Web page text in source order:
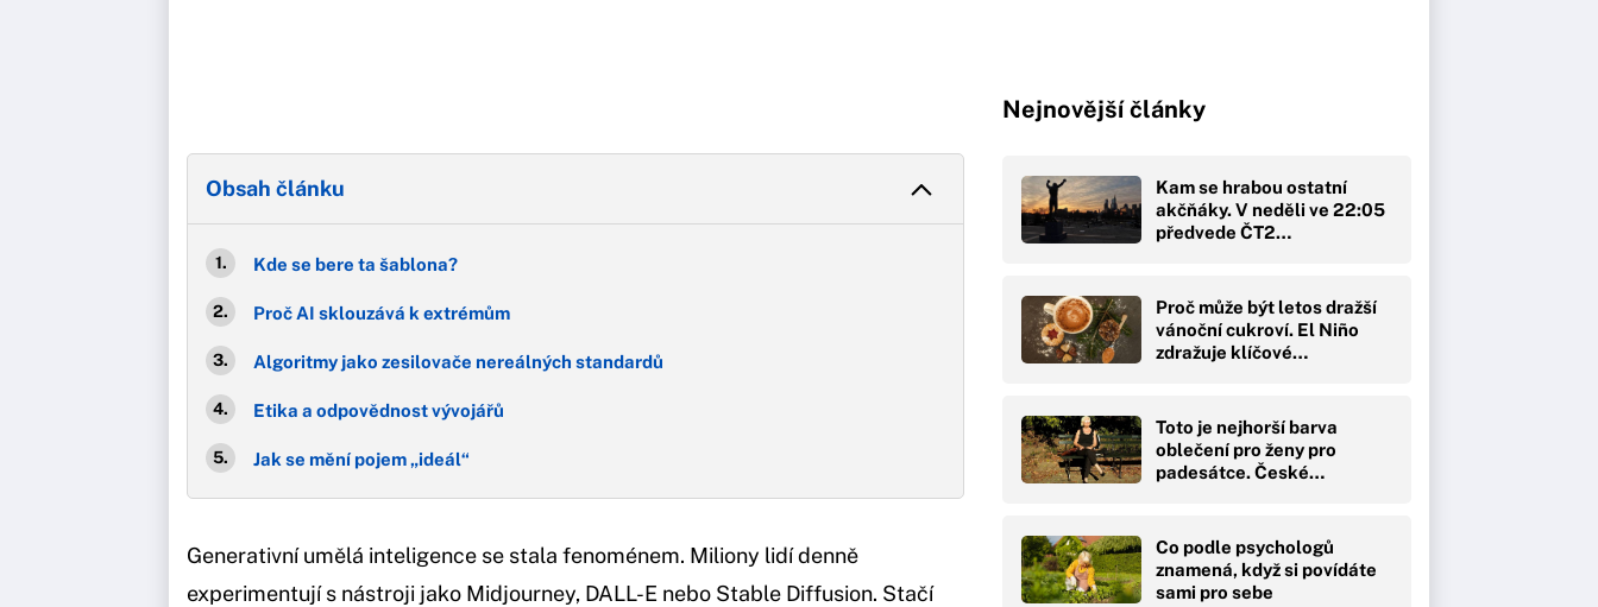
Obsah článku
Kde se bere ta šablona?
Proč AI sklouzává k extrémům
Algoritmy jako zesilovače nereálných standardů
Etika a odpovědnost vývojářů
Jak se mění pojem „ideál“
Generativní umělá inteligence se stala fenoménem. Miliony lidí denně
experimentují s nástroji jako Midjourney, DALL-E nebo Stable Diffusion. Stačí
Nejnovější články
Kam se hrabou ostatní
akčňáky. V neděli ve 22:05
předvede ČT2…
Proč může být letos dražší
vánoční cukroví. El Niño
zdražuje klíčové…
Toto je nejhorší barva
oblečení pro ženy pro
padesátce. České…
Co podle psychologů
znamená, když si povídáte
sami pro sebe